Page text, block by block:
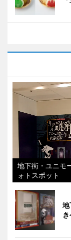
地下街・ユニモ
ォトスポット
地